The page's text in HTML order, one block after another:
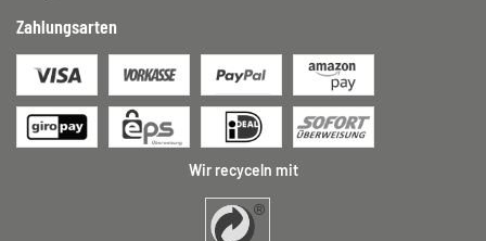
Zahlungsarten
Wir recyceln mit